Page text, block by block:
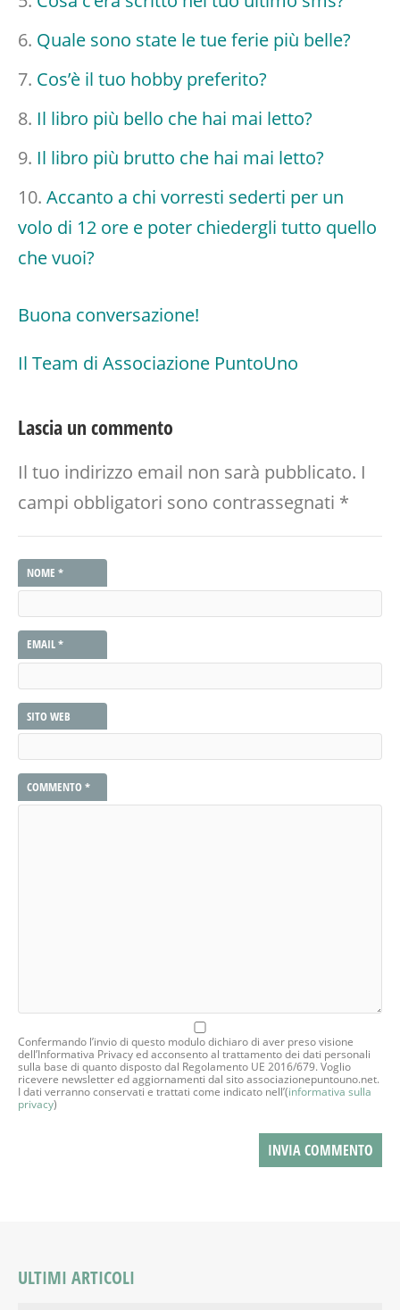
Quale sono state le tue ferie più belle?
Cos’è il tuo hobby preferito?
Il libro più bello che hai mai letto?
Il libro più brutto che hai mai letto?
Accanto a chi vorresti sederti per un
volo di 12 ore e poter chiedergli tutto quello
che vuoi?
Buona conversazione!
Il Team di Associazione PuntoUno
Lascia un commento
Il tuo indirizzo email non sarà pubblicato. I
campi obbligatori sono contrassegnati *
NOME *
EMAIL*
SITO WEB
COMMENTO *
Confermando l’invio di questo modulo dichiaro di aver preso visione
dell’Informativa Privacy ed acconsento al trattamento dei dati personali
sulla base di quanto disposto dal Regolamento UE 2016/679. Voglio
ricevere newsletter ed aggiornamenti dal sito associazionepuntouno.net.
I dati verranno conservati e trattati come indicato nell’(informativa sulla
privacy)
ULTIMI ARTICOLI